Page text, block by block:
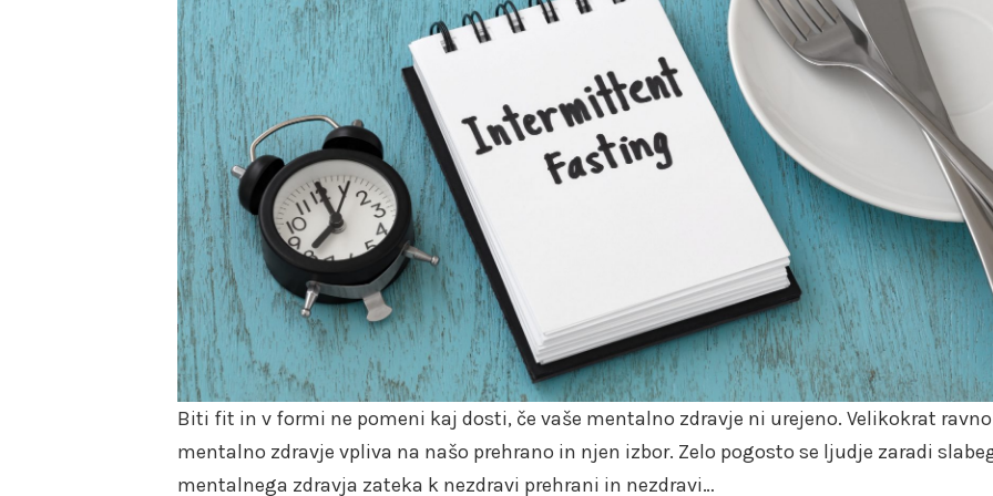
Biti fit in v formi ne pomeni kaj dosti, če vaše mentalno zdravje ni urejeno. Velikokrat ravno
mentalno zdravje vpliva na našo prehrano in njen izbor. Zelo pogosto se ljudje zaradi
mentalnega zdravja zateka k nezdravi prehrani in nezdravi…